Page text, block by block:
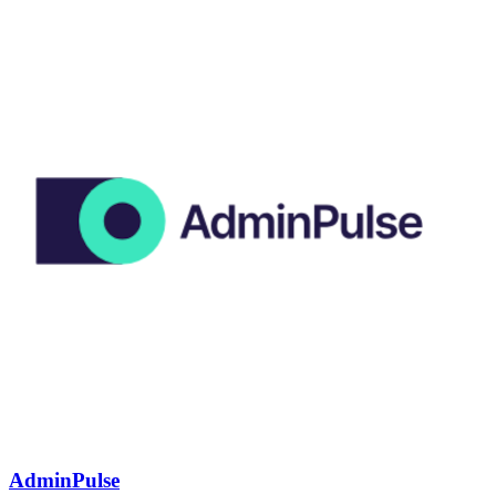
AdminPulse